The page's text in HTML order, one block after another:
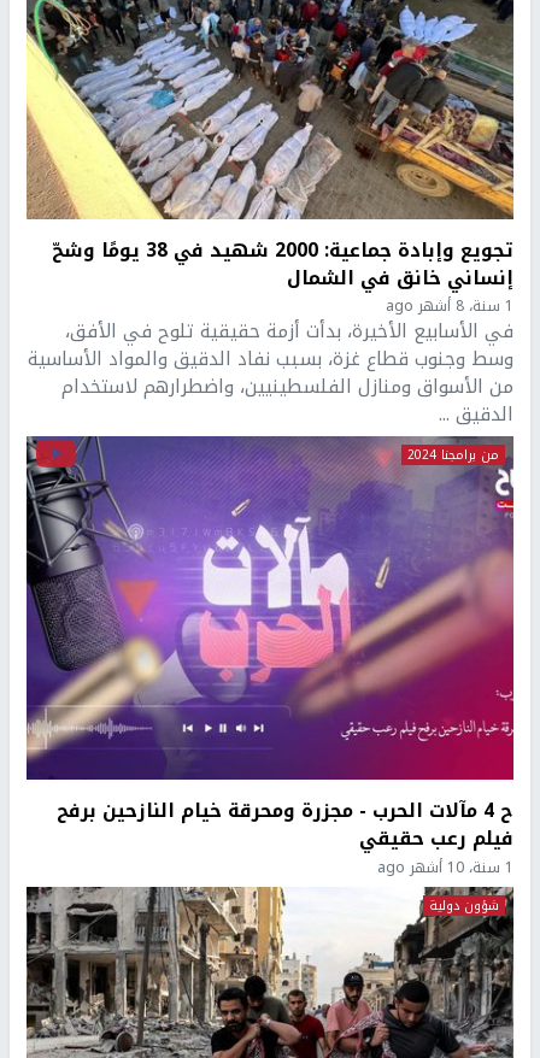
تجويع وإبادة جماعية: 2000 شهيد في 38 يومًا وشحّ
إنساني خانق في الشمال
1 سنة، 8 أشهر ago
في الأسابيع الأخيرة، بدأت أزمة حقيقية تلوح في الأفق،
وسط وجنوب قطاع غزة، بسبب نفاد الدقيق والمواد الأساسية
من الأسواق ومنازل الفلسطينيين، واضطرارهم لاستخدام
الدقيق ...
من برامجنا 2024
ح 4 مآلات الحرب - مجزرة ومحرقة خيام النازحين برفح
فيلم رعب حقيقي
1 سنة، 10 أشهر ago
شؤون دولية